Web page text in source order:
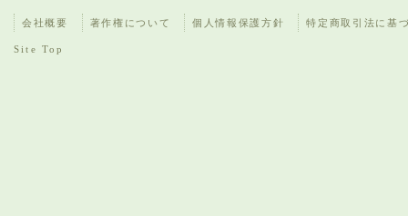
会社概要 著作権について 個人情報保護方針 特定商取引法に基
Site Top